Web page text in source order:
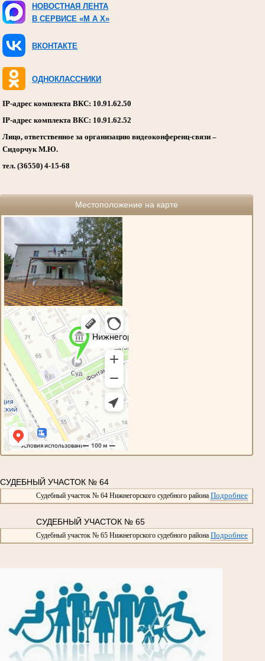
НОВОСТНАЯ ЛЕНТА
В СЕРВИСЕ «M A X»
ВКОНТАКТЕ
ОДНОКЛАССНИКИ
IP-адрес комплекта ВКС: 10.91.62.50
IP-адрес комплекта ВКС: 10.91.62.52
Лицо, ответственное за организацию видеоконференц-связи –
Сидорчук М.Ю.
тел. (36550) 4-15-68
Местоположение на карте
СУДЕБНЫЙ УЧАСТОК № 64
Судебный участок № 64 Нижнегорского судебного района Подробнее
СУДЕБНЫЙ УЧАСТОК № 65
Судебный участок № 65 Нижнегорского судебного района Подробнее